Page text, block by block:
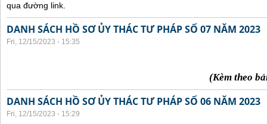
qua đường link.
DANH SÁCH HỒ SƠ ỦY THÁC TƯ PHÁP SỐ 07 NĂM 2023
Fri, 12/15/2023 - 15:35
(Kèm theo
DANH SÁCH HỒ SƠ ỦY THÁC TƯ PHÁP SỐ 06 NĂM 2023
Fri, 12/15/2023 - 15:29